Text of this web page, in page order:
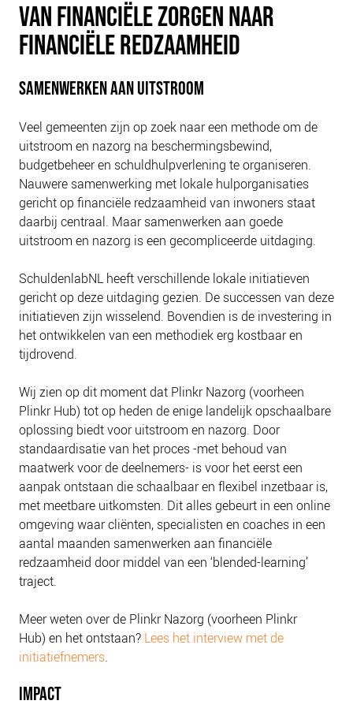
PLINKR NAZORG
SOCIALDEBT
COLLECTIEF SCHULDREGELEN
NEDERLANDSE SCHULDHULPROUTE (NSR)
OVER ONS
VISIE EN MISSIE
HET TEAM
ONZE PARTNERS
VACATURES
IN DE MEDIA
OVER NCFG
NIEUWS
BLOGS
VAN FINANCIËLE ZORGEN NAAR
FINANCIËLE REDZAAMHEID
SAMENWERKEN AAN UITSTROOM
Veel gemeenten zijn op zoek naar een methode om de
uitstroom en nazorg na beschermingsbewind,
budgetbeheer en schuldhulpverlening te organiseren.
Nauwere samenwerking met lokale hulporganisaties
gericht op financiële redzaamheid van inwoners staat
daarbij centraal. Maar samenwerken aan goede
uitstroom en nazorg is een gecompliceerde uitdaging.
SchuldenlabNL heeft verschillende lokale initiatieven
gericht op deze uitdaging gezien. De successen van deze
initiatieven zijn wisselend. Bovendien is de investering in
het ontwikkelen van een methodiek erg kostbaar en
tijdrovend.
Wij zien op dit moment dat Plinkr Nazorg (voorheen
Plinkr Hub) tot op heden de enige landelijk opschaalbare
oplossing biedt voor uitstroom en nazorg. Door
standaardisatie van het proces -met behoud van
maatwerk voor de deelnemers- is voor het eerst een
aanpak ontstaan die schaalbaar en flexibel inzetbaar is,
met meetbare uitkomsten. Dit alles gebeurt in een online
omgeving waar cliënten, specialisten en coaches in een
aantal maanden samenwerken aan financiële
redzaamheid door middel van een ‘blended-learning’
traject.
Meer weten over de Plinkr Nazorg (voorheen Plinkr
Hub) en het ontstaan? Lees het interview met de
initiatiefnemers.
IMPACT